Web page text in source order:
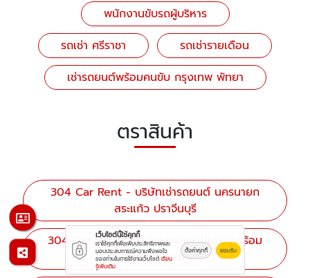
พนักงานขับรถผู้บริหาร
รถเช่า ศรีราชา
รถเช่ารายเดือน
เช่ารถยนต์พร้อมคนขับ กรุงเทพ พัทยา
ตราสินค้า
304 Car Rent - บริษัทเช่ารถยนต์ นครนายก
สระแก้ว ปราจีนบุรี
304 Car Rent - บริษัทเช่ารถยนต์เช่ารถพร้อม
คนขับ สุวรรณภูมิ
เว็บไซต์นี้ใช้คุกกี้
เราใช้คุกกี้เพื่อเพิ่มประสิทธิภาพและ
มอบประสบการณ์ความพึงพอใจ
ของท่านในการใช้งานเว็บไซต์ เรียน
รู้เพิ่มเติม
ตั้งค่าคุกกี้ ยอมรับ